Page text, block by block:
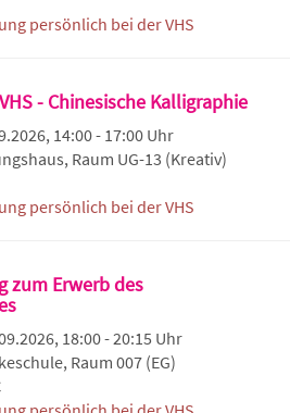
persönlich bei der VHS
- Chinesische Kalligraphie
14:00 - 17:00 Uhr
Raum UG-13 (Kreativ)
persönlich bei der VHS
zum Erwerb des
18:00 - 20:15 Uhr
Raum 007 (EG)